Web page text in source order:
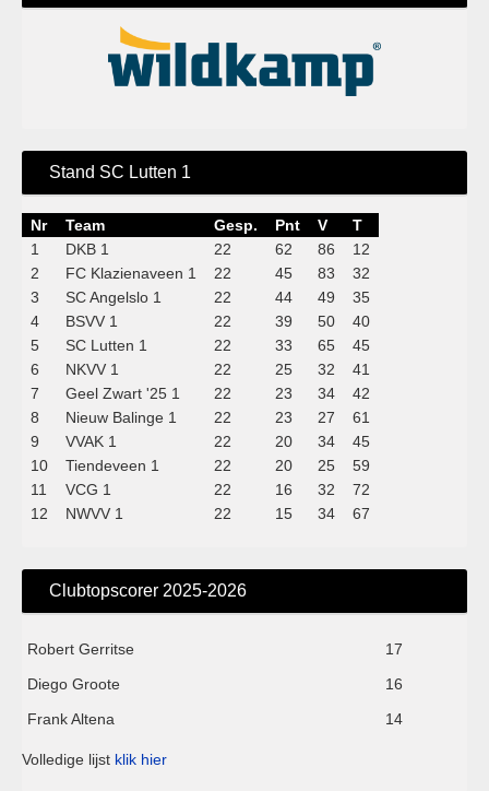
Stand SC Lutten 1
Nr Team Gesp. Pnt V
T
1
DKB 1 22 62 86
12
2
FC Klazienaveen 1 22 45 83
32
3
SC Angelslo 1 22 44 49
35
4
BSVV 1 22 39 50
40
5
SC Lutten 1 22 33 65
45
6
NKVV 1 22 25 32
41
7
Geel Zwart '25 1 22 23 34
42
8
Nieuw Balinge 1 22 23 27
61
9
VVAK 1 22 20 34
45
10
Tiendeveen 1 22 20 25
59
11
VCG 1 22 16 32
72
12
NWVV 1 22 15 34 67
Clubtopscorer 2025-2026
Robert Gerritse
17
Diego Groote
16
Frank Altena
14
Volledige lijst klik hier